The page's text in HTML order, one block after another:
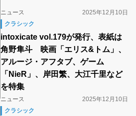
ニュース
2025年12月10日
クラシック
intoxicate vol.179が発行、表紙は
角野隼斗 映画「エリス&トム」、
アルージ・アフタブ、ゲーム
「NieR」、岸田繁、大江千里など
を特集
ニュース
2025年12月10日
クラシック